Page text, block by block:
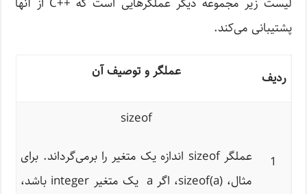
پشتیبانی می‌کند.
ردیف عملگر و توصیف آن
1
sizeof
عملگر sizeof اندازه یک متغیر را برمی‌گرداند. برای
مثال، sizeof(a)، اگر a یک متغیر integer باشد،